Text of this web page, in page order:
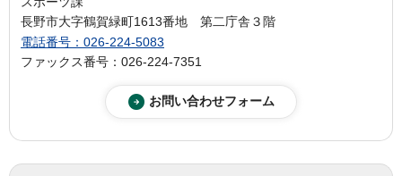
長野市大字鶴賀緑町1613番地 第二庁舎３階
電話番号：026-224-5083
ファックス番号：026-224-7351